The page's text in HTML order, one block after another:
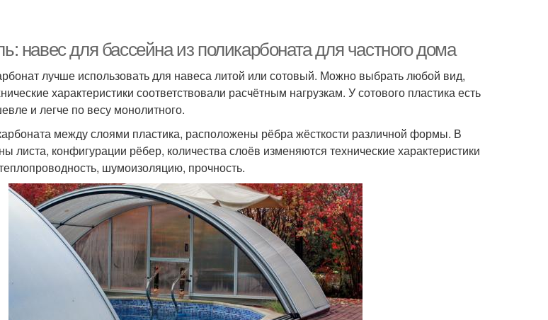
навес для бассейна из поликарбоната для частного дома
лучше использовать для навеса литой или сотовый. Можно выбрать любой вид,
характеристики соответствовали расчётным нагрузкам. У сотового пластика есть
и легче по весу монолитного.
между слоями пластика, расположены рёбра жёсткости различной формы. В
листа, конфигурации рёбер, количества слоёв изменяются технические характеристики
шумоизоляцию, прочность.